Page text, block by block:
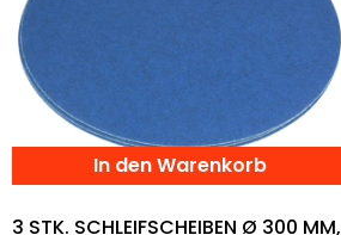
In den Warenkorb
3 STK. SCHLEIFSCHEIBEN Ø 300 MM,